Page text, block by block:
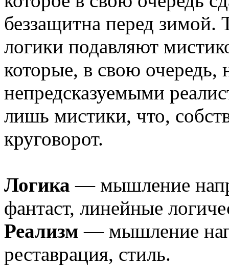
беззащитна перед
логики подавляют
которые, в свою очередь,
непредсказуемыми
лишь мистики, что,
круговорот.
Логика — мышление
фантаст, линейные
Реализм — мышление
реставрация, стиль.